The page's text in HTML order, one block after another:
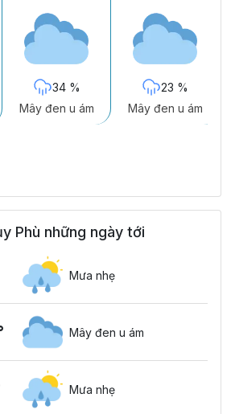
34 %
Mây đen u ám
23 %
Mây đen u ám
Phù những ngày tới
Mưa nhẹ
Mây đen u ám
Mưa nhẹ